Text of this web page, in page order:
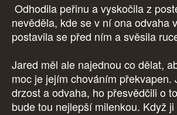
Odhodila peřinu a vyskočila z
nevěděla, kde se v ní ona odvaha
postavila se před ním a svěsila
Jared měl ale najednou co dělat,
moc je jejím chováním překvapen.
drzost a odvaha, ho přesvědčili o
bude tou nejlepší milenkou. Když